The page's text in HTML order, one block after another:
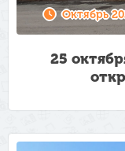
Октябрь
25